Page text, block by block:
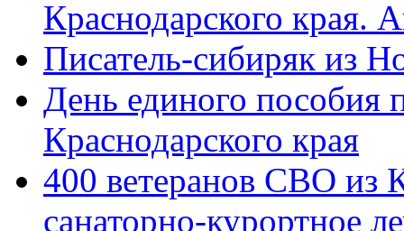
Краснодарского края.
Писатель-сибиряк из
День единого пособия
Краснодарского края
400 ветеранов СВО из
санаторно-курортное